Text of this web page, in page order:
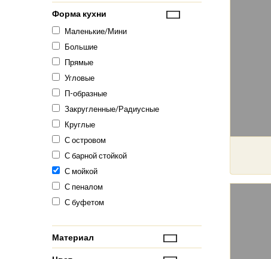
Форма кухни
Маленькие/Мини
Большие
Прямые
Угловые
П-образные
Закругленные/Радиусные
Круглые
С островом
С барной стойкой
С мойкой
С пеналом
С буфетом
Материал